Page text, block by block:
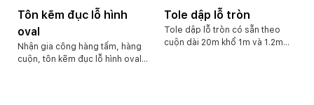
nước như ô từ 1mm ( lưới inox 18
mesh) trở xuống 0.037mm ( lưới
inox 400 mesh). Đa số là dạng
lưới inox đan. CHúng tôi ngoài ra
cũng có sản xuất lưới inox lỗ
Tôn kẽm đục lỗ hình
oval
Nhận gia công hàng tấm, hàng
cuộn, tôn kẽm đục lỗ hình oval,
Tole dập lỗ tròn
Tole dập lỗ tròn có sẵn theo
cuộn dài 20m khổ 1m và 1.2m